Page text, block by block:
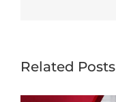
Related Posts